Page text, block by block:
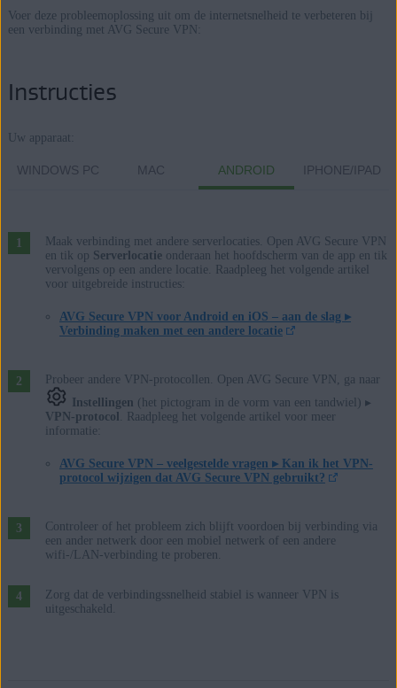
Besturingssystemen:
Voer deze probleemoplossing uit om de internetsnelheid te verbeteren bij
een verbinding met AVG Secure VPN:
Instructies
Uw apparaat:
WINDOWS PC MAC ANDROID IPHONE/IPAD
Maak verbinding met andere serverlocaties. Open AVG Secure VPN
en tik op Serverlocatieonderaan het hoofdscherm van de app en tik
vervolgens op een andere locatie. Raadpleeg het volgende artikel
voor uitgebreide instructies:
AVG Secure VPN voor Android en iOS – aan de slag ▸
Verbinding maken met een andere locatie
Probeer andere VPN-protocollen. Open AVG Secure VPN, ga naar
Instellingen (het pictogram in de vorm van een tandwiel) ▸
VPN-protocol . Raadpleeg het volgende artikel voor meer
informatie:
AVG Secure VPN – veelgestelde vragen ▸ Kan ik het VPN-
protocol wijzigen dat AVG Secure VPN gebruikt?
Controleer of het probleem zich blijft voordoen bij verbinding via
een ander netwerk door een mobiel netwerk of een andere
wifi-/LAN-verbinding te proberen.
Zorg dat de verbindingssnelheid stabiel is wanneer VPN is
uitgeschakeld.